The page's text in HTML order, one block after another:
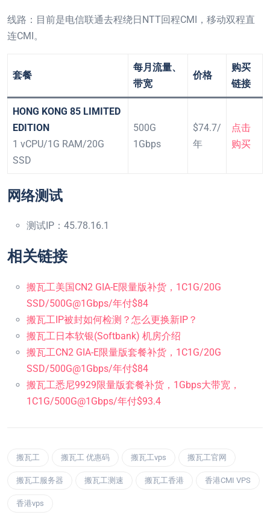
线路：目前是电信联通去程绕日NTT回程CMI，移动双程直
连CMI。
套餐
每月流量、
带宽
价格
购买
链接
HONG KONG 85 LIMITED
EDITION
1 vCPU/1G RAM/20G
SSD
500G
1Gbps
$74.7/
年
点击
购买
网络测试
测试IP：45.78.16.1
相关链接
搬瓦工美国CN2 GIA-E限量版补货，1C1G/20G
SSD/500G@1Gbps/年付$84
搬瓦工IP被封如何检测？怎么更换新IP？
搬瓦工日本软银(Softbank) 机房介绍
搬瓦工CN2 GIA-E限量版套餐补货，1C1G/20G
SSD/500G@1Gbps/年付$84
搬瓦工悉尼9929限量版套餐补货，1Gbps大带宽，
1C1G/500G@1Gbps/年付$93.4
搬瓦工 搬瓦工 优惠码 搬瓦工vps 搬瓦工官网
搬瓦工服务器 搬瓦工测速 搬瓦工香港 香港CMI VPS
香港vps